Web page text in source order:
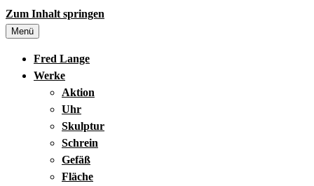
Zum Inhalt springen
Menü
Fred Lange
Werke
Aktion
Uhr
Skulptur
Schrein
Gefäß
Fläche